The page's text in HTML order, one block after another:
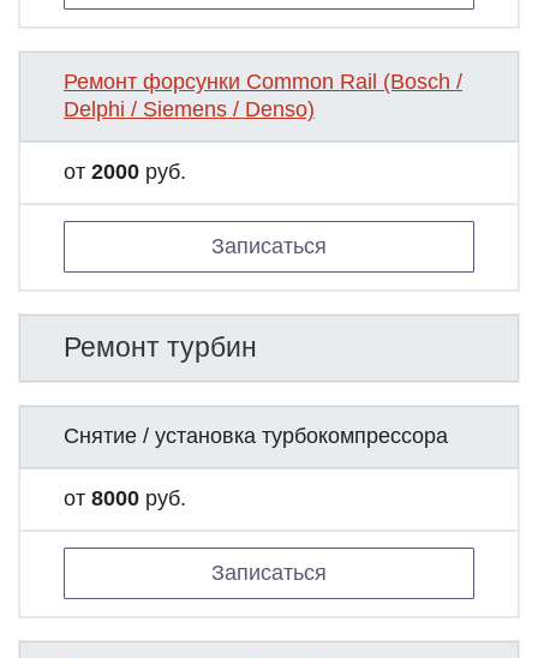
Ремонт форсунки Common Rail (Bosch /
Delphi / Siemens / Denso)
от 2000 руб.
Записаться
Ремонт турбин
Снятие / установка турбокомпрессора
от 8000 руб.
Записаться